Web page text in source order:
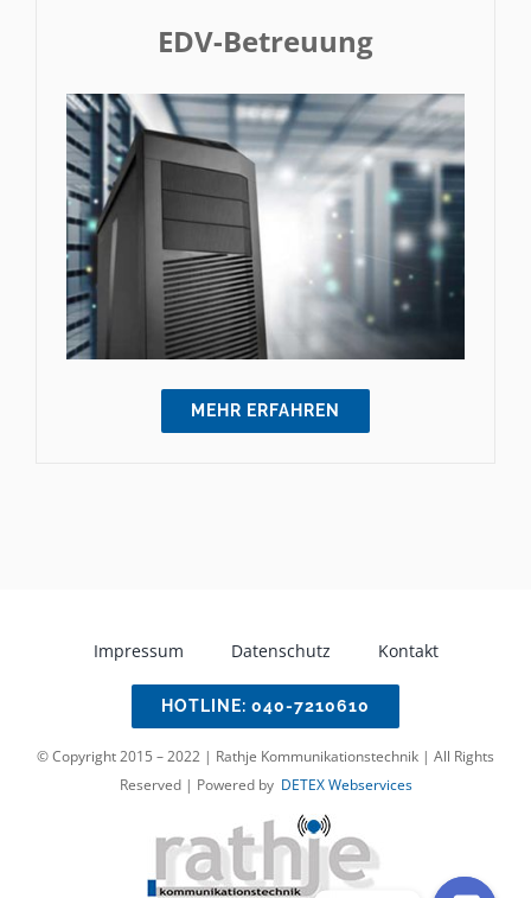
EDV-Betreuung
MEHR ERFAHREN
Impressum Datenschutz Kontakt
HOTLINE: 040-7210610
© Copyright 2015 – 2022 | Rathje Kommunikationstechnik | All Rights
Reserved | Powered by DETEX Webservices